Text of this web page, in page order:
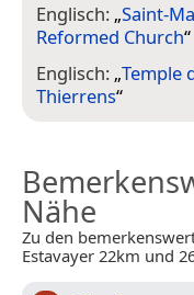
Englisch: „Saint-
Reformed Church“
Englisch: „Temple
Thierrens“
Nähe
Zu den
Estavayer 22km und